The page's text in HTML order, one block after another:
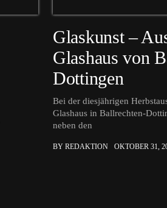
Glaskunst –
Glashaus von
Dottingen
Bei der diesjährigen
Glashaus in Ballrechten-
neben den
BY REDAKTION OKTOBER 31,